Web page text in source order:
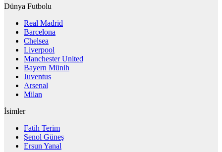
Dünya Futbolu
Real Madrid
Barcelona
Chelsea
Liverpool
Manchester United
Bayern Münih
Juventus
Arsenal
Milan
İsimler
Fatih Terim
Şenol Güneş
Ersun Yanal